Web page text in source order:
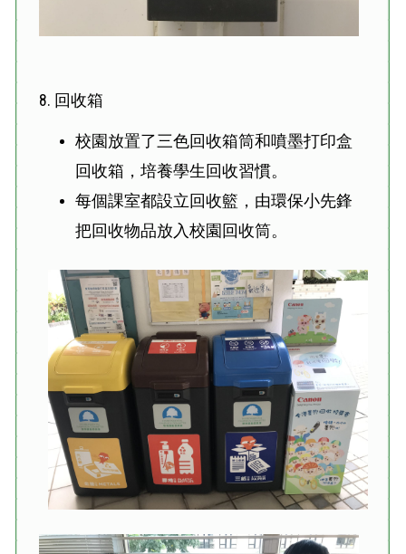
8. 回收箱
校園放置了三色回收箱筒和噴墨打印盒
回收箱，培養學生回收習慣。
每個課室都設立回收籃，由環保小先鋒
把回收物品放入校園回收筒。